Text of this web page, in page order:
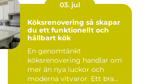
03. jul
Köksrenovering så skapar
du ett funktionellt och
hållbart kök
En genomtänkt
köksrenovering handlar om
mer än nya luckor och
moderna vitvaror. Ett bra